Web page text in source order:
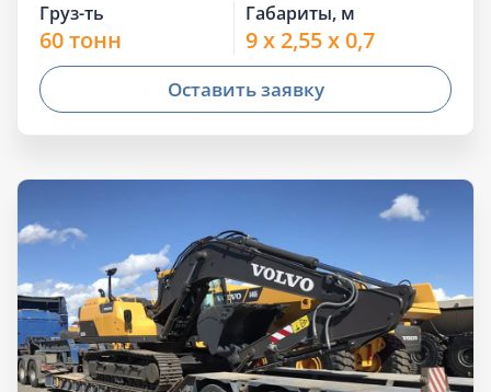
Груз-ть
60 тонн
Габариты, м
9 x 2,55 x 0,7
Оставить заявку